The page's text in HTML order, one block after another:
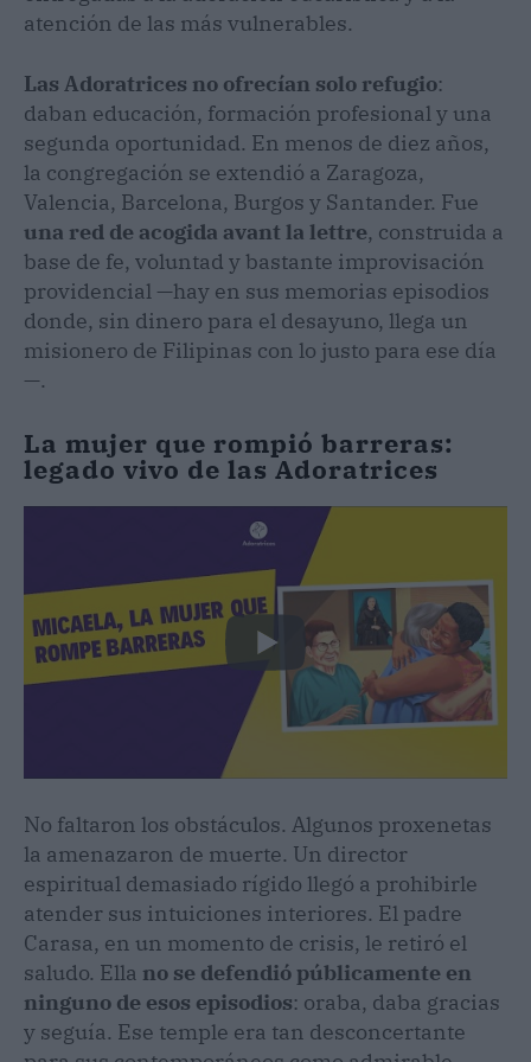
atención de las más vulnerables.
Las Adoratrices no ofrecían solo refugio:
daban educación, formación profesional y una
segunda oportunidad. En menos de diez años,
la congregación se extendió a Zaragoza,
Valencia, Barcelona, Burgos y Santander. Fue
una red de acogida avant la lettre, construida a
base de fe, voluntad y bastante improvisación
providencial —hay en sus memorias episodios
donde, sin dinero para el desayuno, llega un
misionero de Filipinas con lo justo para ese día
—.
La mujer que rompió barreras:
legado vivo de las Adoratrices
No faltaron los obstáculos. Algunos proxenetas
la amenazaron de muerte. Un director
espiritual demasiado rígido llegó a prohibirle
atender sus intuiciones interiores. El padre
Carasa, en un momento de crisis, le retiró el
saludo. Ella no se defendió públicamente en
ninguno de esos episodios: oraba, daba gracias
y seguía. Ese temple era tan desconcertante